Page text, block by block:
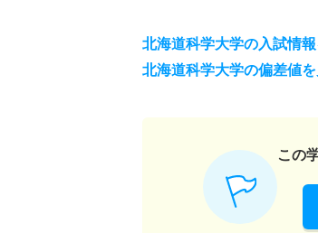
北海道科学大学の入試情
北海道科学大学の偏差値
この